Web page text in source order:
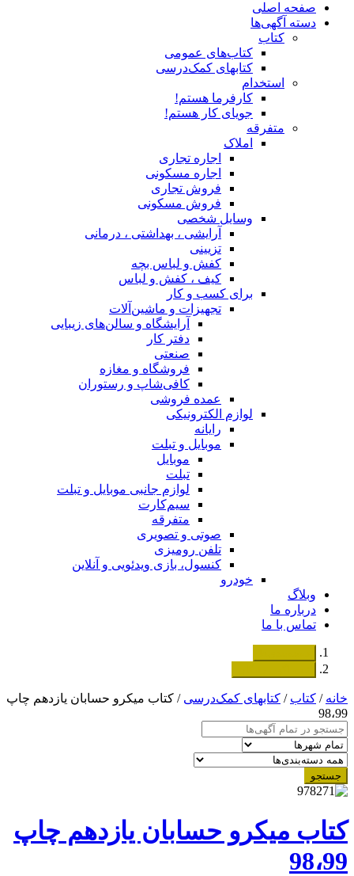
صفحه اصلی
دسته آگهی‌ها
کتاب
کتاب‌های عمومی
کتابهای کمک‌درسی
استخدام
کارفرما هستم!
جویای کار هستم!
متفرقه
املاک
اجاره تجاری
اجاره مسکونی
فروش تجاری
فروش مسکونی
وسایل شخصی
آرایشی ، بهداشتی ، درمانی
تزیینی
کفش و لباس بچه
کیف ، کفش و لباس
برای کسب و کار
تجهیزات و ماشین‌آلات
آرایشگاه و سالن‌های زیبایی
دفتر کار
صنعتی
فروشگاه و مغازه
کافی‌شاپ و رستوران
عمده فروشی
لوازم الکترونیکی
رایانه
موبایل و تبلت
موبایل
تبلت
لوازم جانبی موبایل و تبلت
سیم‌کارت
متفرقه
صوتی و تصویری
تلفن رومیزی
کنسول، بازی‌ ویدئویی و آنلاین
خودرو
وبلاگ
درباره ما
تماس با ما
خانه/ کتاب/ کتابهای کمک‌درسی / کتاب میکرو حسابان یازدهم چاپ
98،99
جستجو
کتاب میکرو حسابان یازدهم چاپ
98،99